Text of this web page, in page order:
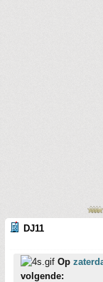
DJ11
Op
volgende: